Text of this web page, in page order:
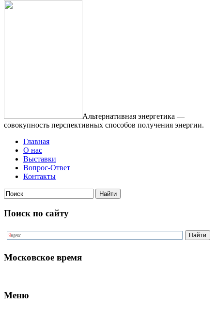
Альтернативная энергетика —
совокупность перспективных способов получения энергии.
Главная
О нас
Выставки
Вопрос-Ответ
Контакты
Поиск по сайту
Московское время
Меню